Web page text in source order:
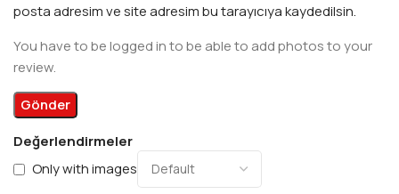
Değerlendirmeler
Only with images
posta adresim ve site adresim bu tarayıcıya kaydedilsin.
You have to be logged in to be able to add photos to your
review.